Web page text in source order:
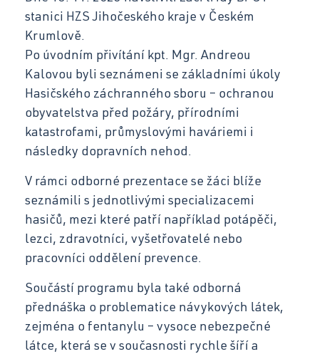
Opravář zemědělských strojů
Mechanik opravář motorových vozidel
Kuchař-číšník
Bezpečnostní služby
Informace pro rodiče 1. ročníků
Kontakt
Virtuální prohlídka
Bakaláři SOŠ
Bakaláři SOU
Facebook
stanici HZS Jihočeského kraje v Českém
Krumlově.
Po úvodním přivítání kpt. Mgr. Andreou
Kalovou byli seznámeni se základními úkoly
Hasičského záchranného sboru – ochranou
obyvatelstva před požáry, přírodními
katastrofami, průmyslovými haváriemi i
následky dopravních nehod.
V rámci odborné prezentace se žáci blíže
seznámili s jednotlivými specializacemi
hasičů, mezi které patří například potápěči,
lezci, zdravotníci, vyšetřovatelé nebo
pracovníci oddělení prevence.
Součástí programu byla také odborná
přednáška o problematice návykových látek,
zejména o fentanylu – vysoce nebezpečné
látce, která se v současnosti rychle šíří a